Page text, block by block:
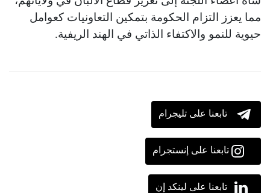
مما يعزز التزام الحكومة بتمكين التعاونيات كعوامل
حيوية للنمو والاكتفاء الذاتي في الهند الريفية.
تابعنا على تليجرام
تابعنا على إنستجرام
تابعنا على لينكد إن